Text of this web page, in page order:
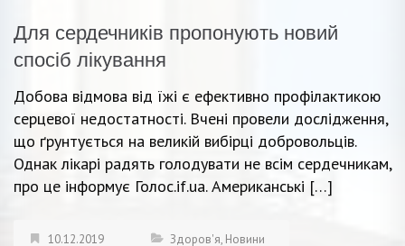
Для сердечників пропонують новий
спосіб лікування
Добова відмова від їжі є ефективно профілактикою
серцевої недостатності. Вчені провели дослідження,
що ґрунтується на великій вибірці добровольців.
Однак лікарі радять голодувати не всім сердечникам,
про це інформує Голос.if.ua. Американські […]
10.12.2019 Здоров'я, Новини